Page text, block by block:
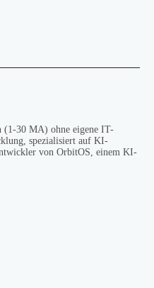
(1-30 MA) ohne eigene IT-
spezialisiert auf KI-
von OrbitOS, einem KI-